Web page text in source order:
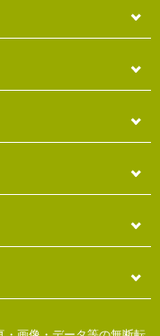
。
送料が正しく計算
包となり、送料が
に改めて正しい送
ません。
票」より再配達希
で、こちらをご利
送となります。
かる場合がありま
さい。
きます。
さい。
来ません
・お電話にてご連
せん。予めご了承
とCSSを手打ちで
までお問い合わせ